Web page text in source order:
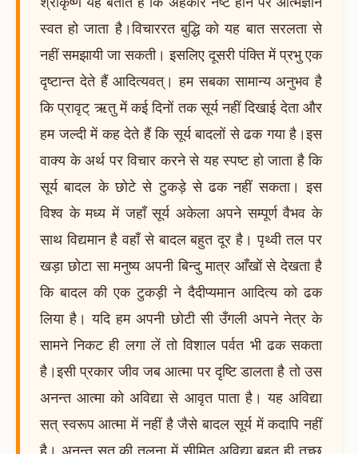
स्वत हो जाता है।विचाररत बुद्धि को यह बात सरलता से
नहीं समझायी जा सकती। इसलिए दूसरी पंक्ति में प्रभु एक
दृष्टान्त देते हैं आदित्यवत्। हम सबका सामान्य अनुभव है
कि प्रावृट् ऋतु में कई दिनों तक सूर्य नहीं दिखाई देता और
हम जल्दी में कह देते हैं कि सूर्य बादलों से ढक गया है।इस
वाक्य के अर्थ पर विचार करने से यह स्पष्ट हो जाता है कि
सूर्य बादल के छोटे से टुकड़े से ढक नहीं सकता। इस
विश्व के मध्य में जहाँ सूर्य अकेला अपने सम्पूर्ण वैभव के
साथ विद्यमान है वहाँ से बादल बहुत दूर है। पृथ्वी तल पर
खड़ा छोटा सा मनुष्य अपनी बिन्दु मात्र आँखों से देखता है
कि बादल की एक टुकड़ी ने दैदीप्यमान आदित्य को ढक
लिया है। यदि हम अपनी छोटी सी उँगली अपने नेत्र के
सामने निकट ही लगा लें तो विशाल पर्वत भी ढक सकता
है।इसी प्रकार जीव जब आत्मा पर दृष्टि डालता है तो उस
अनन्त आत्मा को अविद्या से आवृत पाता है। यह अविद्या
सत् स्वरूप आत्मा में नहीं है जैसे बादल सूर्य में कदापि नहीं
है। अनन्त सत् की तुलना में सीमित अविद्या बहुत ही तुच्छ